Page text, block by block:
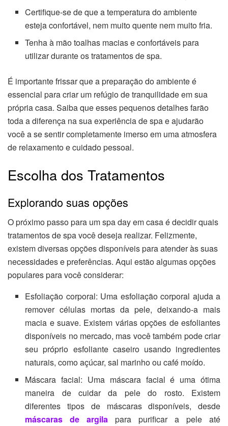
Certifique-se de que a temperatura do ambiente
esteja confortável, nem muito quente nem muito fria.
Tenha à mão toalhas macias e confortáveis para
utilizar durante os tratamentos de spa.
É importante frissar que a preparação do ambiente é
essencial para criar um refúgio de tranquilidade em sua
própria casa. Saiba que esses pequenos detalhes farão
toda a diferença na sua experiência de spa e ajudarão
você a se sentir completamente imerso em uma atmosfera
de relaxamento e cuidado pessoal.
Escolha dos Tratamentos
Explorando suas opções
O próximo passo para um spa day em casa é decidir quais
tratamentos de spa você deseja realizar. Felizmente,
existem diversas opções disponíveis para atender às suas
necessidades e preferências. Aqui estão algumas opções
populares para você considerar:
Esfoliação corporal: Uma esfoliação corporal ajuda a
remover células mortas da pele, deixando-a mais
macia e suave. Existem várias opções de esfoliantes
disponíveis no mercado, mas você também pode criar
seu próprio esfoliante caseiro usando ingredientes
naturais, como açúcar, sal marinho ou café moído.
Máscara facial: Uma máscara facial é uma ótima
maneira de cuidar da pele do rosto. Existem
diferentes tipos de máscaras disponíveis, desde
máscaras de argila para purificar a pele até